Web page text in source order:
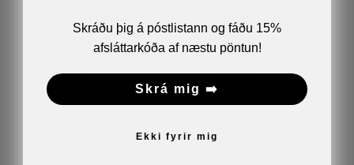
Skráðu þig á póstlistann og fáðu 15%
afsláttarkóða af næstu pöntun!
Skrá mig ➡️
Ekki fyrir mig